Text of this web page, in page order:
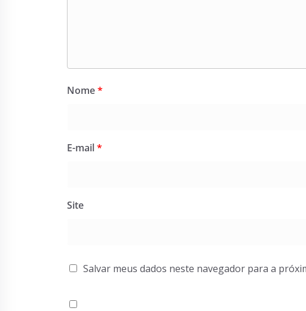
Nome*
E-mail*
Site
Salvar meus dados neste navegador para a